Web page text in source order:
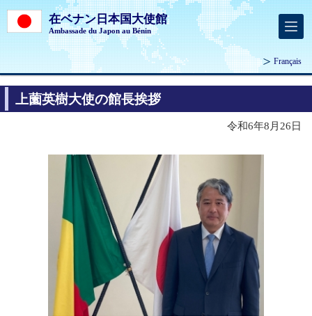
在ベナン日本国大使館
Ambassade du Japon au Bénin
Français
上薗英樹大使の館長挨拶
令和6年8月26日